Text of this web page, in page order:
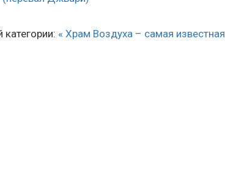
« Храм Воздуха – самая